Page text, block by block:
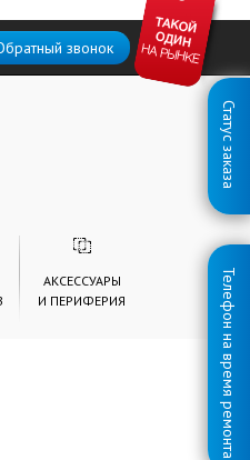
Статус заказа
Телефон на время ремонта
звонок
АКСЕССУАРЫ
И ПЕРИФЕРИЯ